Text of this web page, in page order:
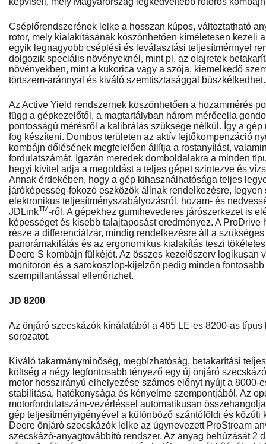
Cséplőrendszerének lelke a hosszan kúpos, változtatható
rotor, mely kialakításának köszönhetően kíméletesen kezeli
egyik legnagyobb cséplési és leválasztási teljesítménnyel
dolgozik speciális növényeknél, mint pl. az olajretek
növényekben, mint a kukorica vagy a szója, kiemelkedő
törtszem-aránnyal és kiváló szemtisztasággal büszkélkedhet.
Az Active Yield rendszernek köszönhetően a hozammérés
függ a gépkezelőtől, a magtartályban három mérőcella
pontosságú mérésről a kalibrálás szüksége nélkül. Így a
fog készíteni. Dombos területen az aktív lejtőkompenzáció
kombájn dőlésének megfelelően állítja a rostanyílást,
fordulatszámát. Igazán meredek domboldalakra a minden
hegyi kivitel adja a megoldást a teljes gépet szintezve és
Annak érdekében, hogy a gép kihasználhatósága teljes
járóképesség-fokozó eszközök állnak rendelkezésre,
elektronikus teljesítményszabályozásról, hozam- és
JDLinkTM-ről. A gépekhez gumihevederes járószerkezet is
képességet és kisebb talajtaposást eredményez. A ProDrive
része a differenciálzár, mindig rendelkezésre áll a
panorámakilátás és az ergonomikus kialakítás teszi
Deere S kombájn fülkéjét. Az összes kezelőszerv logikusan
monitoron és a sarokoszlop-kijelzőn pedig minden
szempillantással ellenőrizhet.
JD 8200
Az önjáró szecskázók kínálatából a 465 LE-es 8200-as
sorozatot.
Kiváló takarmányminőség, megbízhatóság, betakarítási
költség a négy legfontosabb tényező egy új önjáró
motor hosszirányú elhelyezése számos előnyt nyújt a 8000-
stabilitása, hatékonysága és kényelme szempontjából. Az
motorfordulatszám-vezérléssel automatikusan
gép teljesítményigényével a különböző szántóföldi és közúti
Deere önjáró szecskázók lelke az úgynevezett ProStream
szecskázó-anyagtovábbító rendszer. Az anyag behúzását 2